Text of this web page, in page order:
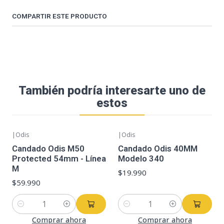
COMPARTIR ESTE PRODUCTO
También podría interesarte uno de
estos
| Odis
Candado Odis M50
Protected 54mm - Línea
M
$59.990
Cantidad
Comprar ahora
| Odis
Candado Odis 40MM
Modelo 340
$19.990
Cantidad
Comprar ahora